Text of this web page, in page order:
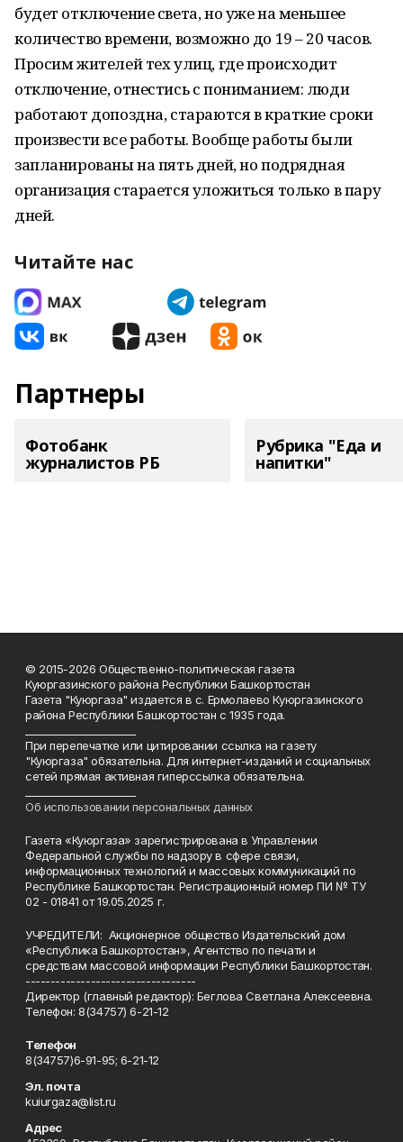
будет отключение света, но уже на меньшее
количество времени, возможно до 19 – 20 часов.
Просим жителей тех улиц, где происходит
отключение, отнестись с пониманием: люди
работают допоздна, стараются в краткие сроки
произвести все работы. Вообще работы были
запланированы на пять дней, но подрядная
организация старается уложиться только в пару
дней.
Читайте нас
Партнеры
Фотобанк
журналистов РБ
Рубрика "Еда и
напитки"
© 2015-2026 Общественно-политическая газета
Куюргазинского района Республики Башкортостан
Газета "Куюргаза" издается в с. Ермолаево Куюргазинского
района Республики Башкортостан с 1935 года.
При перепечатке или цитировании ссылка на газету
"Куюргаза" обязательна. Для интернет-изданий и социальных
сетей прямая активная гиперссылка обязательна.
Об использовании персональных данных
Газета «Куюргаза» зарегистрирована в Управлении
Федеральной службы по надзору в сфере связи,
информационных технологий и массовых коммуникаций по
Республике Башкортостан. Регистрационный номер ПИ № ТУ
02 - 01841 от 19.05.2025 г.
УЧРЕДИТЕЛИ: Акционерное общество Издательский дом
«Республика Башкортостан», Агентство по печати и
средствам массовой информации Республики Башкортостан.
----------------------------------
Директор (главный редактор): Беглова Светлана Алексеевна.
Телефон: 8(34757) 6-21-12
Телефон
8(34757)6-91-95; 6-21-12
Эл. почта
kuiurgaza@list.ru
Адрес